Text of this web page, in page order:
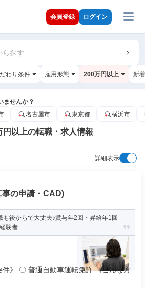
会員登録 ログイン
ら探す
わり条件 雇用形態 200万円以上 新
ませんか？
名古屋市 東京都 横浜市
以上の転職・求人情報
詳細表示
の申請・CAD)
も後からで大丈夫♪賞与年2回・昇給年1回
験者...
》 〇 普通自動車運転免許 《こんな方